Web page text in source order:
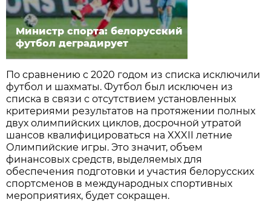
Министр спорта: белорусский
футбол деградирует
По сравнению с 2020 годом из списка исключили
футбол и шахматы. Футбол был исключен из
списка в связи с отсутствием установленных
критериями результатов на протяжении полных
двух олимпийских циклов, досрочной утратой
шансов квалифицироваться на XXXII летние
Олимпийские игры. Это значит, объем
финансовых средств, выделяемых для
обеспечения подготовки и участия белорусских
спортсменов в международных спортивных
мероприятиях, будет сокращен.